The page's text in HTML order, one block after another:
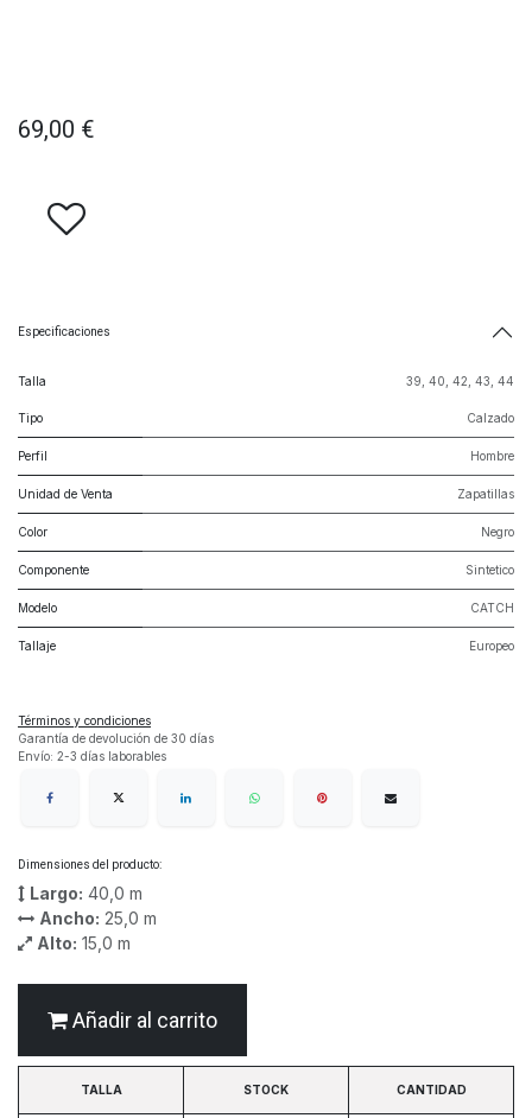
69,00 €
Especificaciones
Talla 39 40 42 43 44
Tipo Calzado
Perfil Hombre
Unidad de Venta Zapatillas
Color Negro
Componente Sintetico
Modelo CATCH
Tallaje Europeo
Términos y condiciones
Garantía de devolución de 30 días
Envío: 2-3 días laborables
Dimensiones del producto:
Largo: 40,0 m
Ancho: 25,0 m
Alto: 15,0 m
Añadir al carrito
TALLA STOCK CANTIDAD